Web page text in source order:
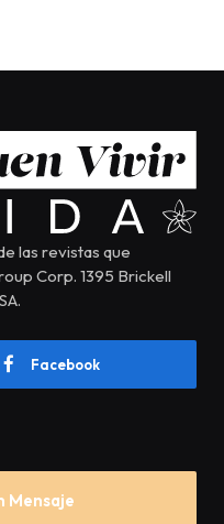
las revistas que
Corp. 1395 Brickell
Facebook
Mensaje